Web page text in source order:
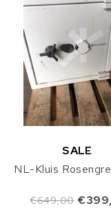
SALE
NL-Kluis
€649,00